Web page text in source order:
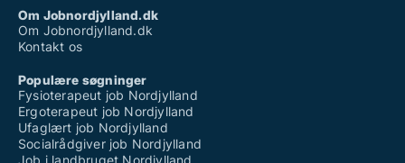
Om Jobnordjylland.dk
Om Jobnordjylland.dk
Kontakt os
Populære søgninger
Fysioterapeut job Nordjylland
Ergoterapeut job Nordjylland
Ufaglært job Nordjylland
Socialrådgiver job Nordjylland